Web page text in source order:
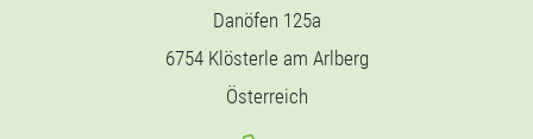
Danöfen 125a
6754 Klösterle am Arlberg
Österreich